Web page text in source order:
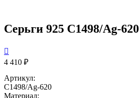
Серьги 925 С1498/Ag-620

4 410 ₽
Артикул:
С1498/Ag-620
Материал: